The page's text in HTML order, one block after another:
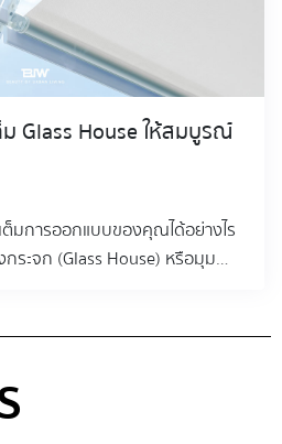
Glass House ให้สมบูรณ์
มการออกแบบของคุณได้อย่างไร
ระจก (Glass House) หรือมุม
าย หรือปัญหาเรื่องความเป็น
ยู่แค่เพียงบานหน้าต่างทั่วไปอีก